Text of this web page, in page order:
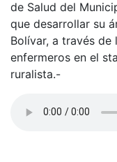
de Salud del
que desarrollar su
Bolívar, a través
enfermeros en el
ruralista.-